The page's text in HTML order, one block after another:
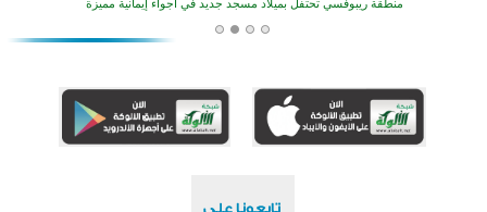
أكبر مشروع إسلامي في ريف أستراليا يفتتح أبوابه بعد سنوات من العمل والعطاء
اختتام الدورة التاسعة لمسابقة حفظ وتلاوة القرآن الكريم في أزناكاييف